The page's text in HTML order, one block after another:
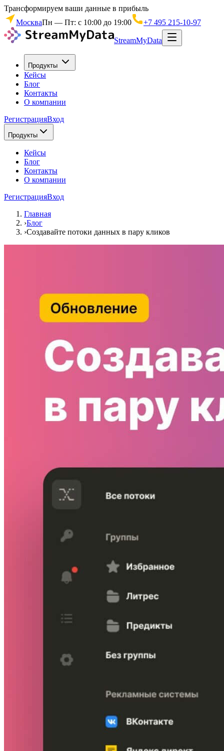
Трансформируем ваши данные в прибыль
МоскваПн — Пт: с 10:00 до 19:00 +7 495 215-10-97
StreamMyData
Продукты
Кейсы
Блог
Контакты
О компании
РегистрацияВход
Продукты
Кейсы
Блог
Контакты
О компании
РегистрацияВход
Главная
›Блог
›Создавайте потоки данных в пару кликов